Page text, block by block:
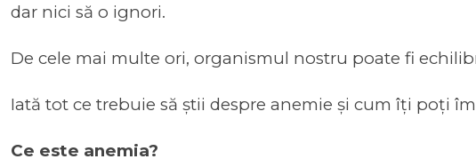
dar nici să o ignori.
De cele mai multe ori, organismul nostru poate fi
Iată tot ce trebuie să știi despre anemie și cum îți poți
Ce este anemia?